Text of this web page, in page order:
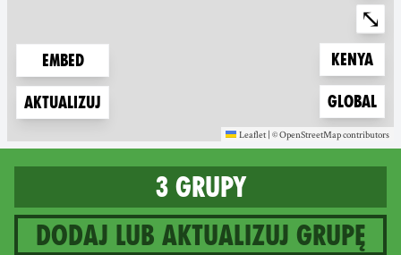
Embed
Aktualizuj
⤡
Zoom to
Kenya
Zoom to
Global
Leaflet | ©OpenStreetMap
(new window) contributors
(new window)
3 grupy
Dodaj lub aktualizuj grupę